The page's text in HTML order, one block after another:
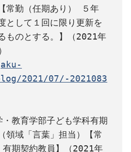
常勤（任期あり） ５年
として１回に限り更新を
ものとする。】（2021年
2021/07/-2021083
教育学部子ども学科有期
領域「言葉」担当）【常
期契約教員】（2021年